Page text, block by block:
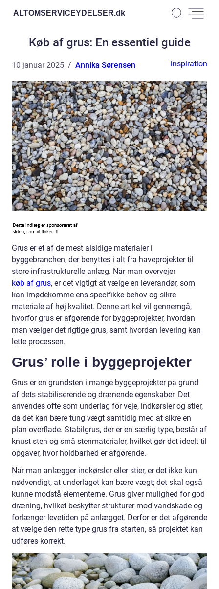
ALTOMSERVICEYDELSER.dk
Køb af grus: En essentiel guide
10 januar 2025 Annika Sørensen inspiration
Grus er et af de mest alsidige materialer i
byggebranchen, der benyttes i alt fra haveprojekter til
store infrastrukturelle anlæg. Når man overvejer
køb af grus, er det vigtigt at vælge en leverandør, som
kan imødekomme ens specifikke behov og sikre
materiale af høj kvalitet. Denne artikel vil gennemgå,
hvorfor grus er afgørende for byggeprojekter, hvordan
man vælger det rigtige grus, samt hvordan levering kan
lette processen.
Grus’ rolle i byggeprojekter
Grus er en grundsten i mange byggeprojekter på grund
af dets stabiliserende og drænende egenskaber. Det
anvendes ofte som underlag for veje, indkørsler og stier,
da det kan bære tung vægt samtidig med at sikre en
plan overflade. Stabilgrus, der er en særlig type, består af
knust sten og små stenmaterialer, hvilket gør det ideelt til
opgaver, hvor holdbarhed er afgørende.
Når man anlægger indkørsler eller stier, er det ikke kun
nødvendigt, at underlaget kan bære vægt; det skal også
kunne modstå elementerne. Grus giver mulighed for god
dræning, hvilket beskytter strukturer mod vandskade og
forlænger levetiden på anlægget. Derfor er det afgørende
at vælge den rette type grus fra starten, så projektet kan
udføres korrekt.